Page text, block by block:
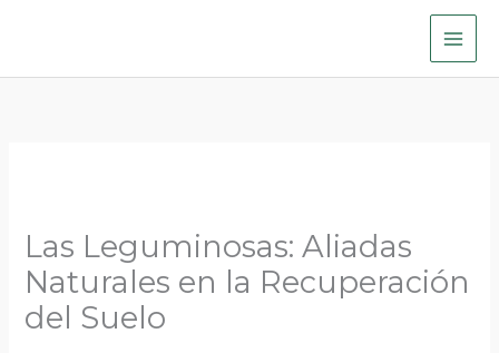
content
Las Leguminosas: Aliadas
Naturales en la Recuperación
del Suelo